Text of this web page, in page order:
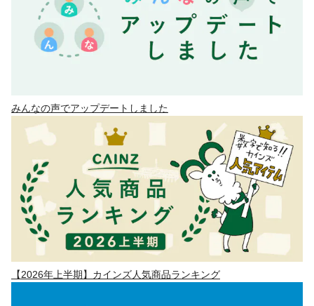
みんなの声でアップデートしました
【2026年上半期】カインズ人気商品ランキング